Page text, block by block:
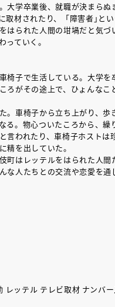
大学卒業後、就職が決まら
取材されたり、「障害者｣と
はられた人間の坩堝だと気
ていく。
椅子で生活している。大学
ろがその途上で、ひょんな
。車椅子から立ち上がり、
る。物心ついたころから、
言われたり、車椅子ホスト
精を出していた。
町はレッテルをはられた人
人たちとの交流や恋愛を通
レッテル テレビ取材 ナンバ
『NO.６再会』（
イト ＃４ 2026年
2025.02.17